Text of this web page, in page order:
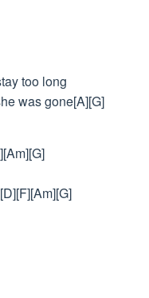
too long
was gone[A][G]